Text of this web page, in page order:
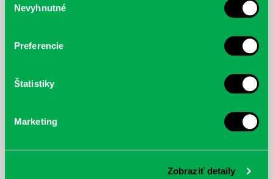
súhlasu
Nevyhnutné
Preferencie
Štatistiky
Marketing
Zobraziť detaily